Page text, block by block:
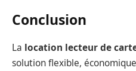
Conclusion
La location lecteur de
solution flexible,